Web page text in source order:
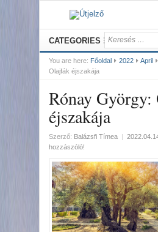
CATEGORIES
You are here: Főoldal 2022 April
Olajfák éjszakája
Rónay
éjszakája
Szerző: Balázsfi Tímea |
hozzászóló!